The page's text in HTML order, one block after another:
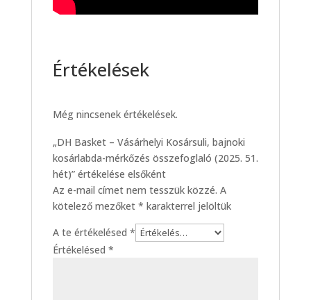
Értékelések
Még nincsenek értékelések.
„DH Basket – Vásárhelyi Kosársuli, bajnoki
kosárlabda-mérkőzés összefoglaló (2025. 51.
hét)” értékelése elsőként
Az e-mail címet nem tesszük közzé. A
kötelező mezőket * karakterrel jelöltük
A te értékelésed *
Értékelésed *